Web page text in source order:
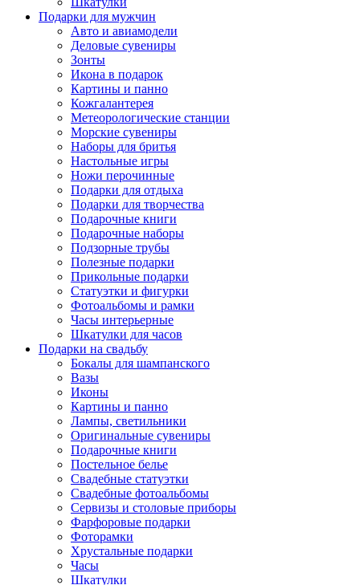
Подарки для мужчин
Авто и авиамодели
Деловые сувениры
Зонты
Икона в подарок
Картины и панно
Кожгалантерея
Метеорологические станции
Морские сувениры
Наборы для бритья
Настольные игры
Ножи перочинные
Подарки для отдыха
Подарки для творчества
Подарочные книги
Подарочные наборы
Подзорные трубы
Полезные подарки
Прикольные подарки
Статуэтки и фигурки
Фотоальбомы и рамки
Часы интерьерные
Шкатулки для часов
Подарки на свадьбу
Бокалы для шампанского
Вазы
Иконы
Картины и панно
Лампы, светильники
Оригинальные сувениры
Подарочные книги
Постельное белье
Свадебные статуэтки
Свадебные фотоальбомы
Сервизы и столовые приборы
Фарфоровые подарки
Фоторамки
Хрустальные подарки
Часы
Шкатулки